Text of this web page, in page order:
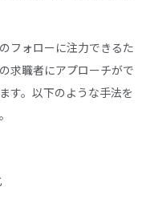
フォローに注力できるた
求職者にアプローチがで
す。以下のような手法を